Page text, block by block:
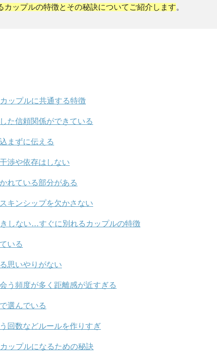
カップルの特徴とその秘訣についてご紹介します。
ップルに共通する特徴
た信頼関係ができている
まずに伝える
渉や依存はしない
れている部分がある
キンシップを欠かさない
しない…すぐに別れるカップルの特徴
いる
思いやりがない
う頻度が多く距離感が近すぎる
選んでいる
回数などルールを作りすぎ
ップルになるための秘訣